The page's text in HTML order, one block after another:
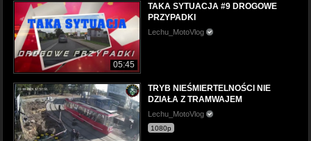
05:45
TAKA SYTUACJA #9 DROGOWE
PRZYPADKI
Lechu_MotoVlog
TRYB NIEŚMIERTELNOŚCI NIE
DZIAŁA Z TRAMWAJEM
Lechu_MotoVlog
1080p